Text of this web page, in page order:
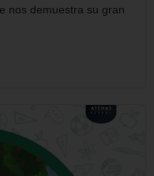
nos demuestra su gran